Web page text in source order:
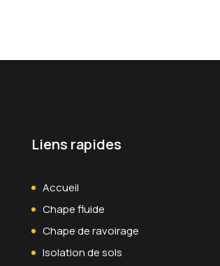
Liens rapides
Accueil
Chape fluide
Chape de ravoirage
Isolation de sols